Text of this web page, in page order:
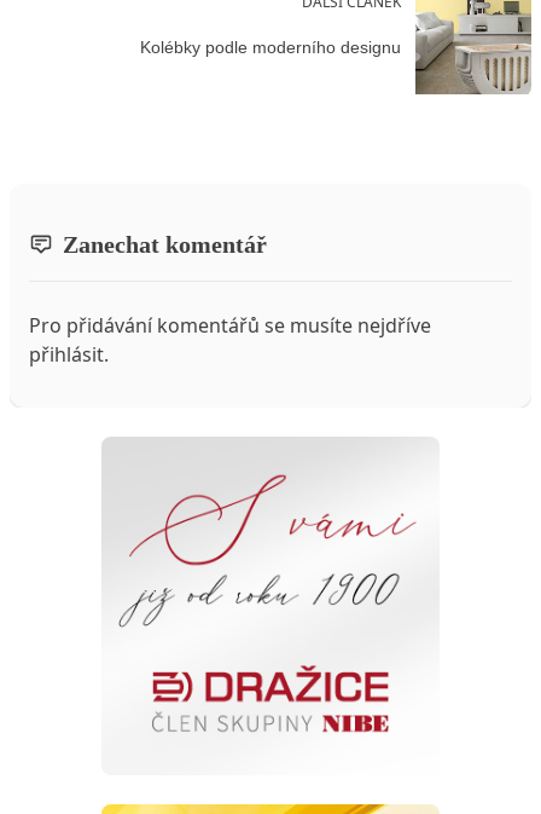
Kolébky podle moderního designu
Zanechat komentář
Pro přidávání komentářů se musíte nejdříve
přihlásit.